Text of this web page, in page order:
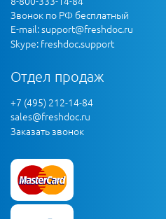
Звонок по РФ бесплатный
E-mail:support@freshdoc.ru
Skype: freshdoc.support
Отдел продаж
+7 (495) 212-14-84
sales@freshdoc.ru
Заказать звонок